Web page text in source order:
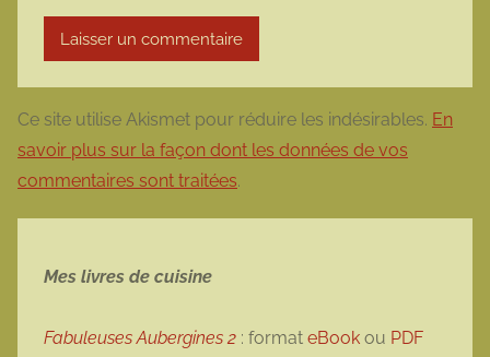
Ce site utilise Akismet pour réduire les indésirables. En
savoir plus sur la façon dont les données de vos
commentaires sont traitées.
Mes livres de cuisine
Fabuleuses Aubergines 2 : format eBook ou PDF